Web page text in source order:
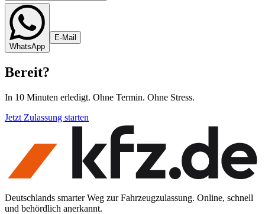
WhatsApp
E-Mail
Bereit?
In 10 Minuten erledigt. Ohne Termin. Ohne Stress.
Jetzt Zulassung starten
Deutschlands smarter Weg zur Fahrzeugzulassung. Online, schnell
und behördlich anerkannt.